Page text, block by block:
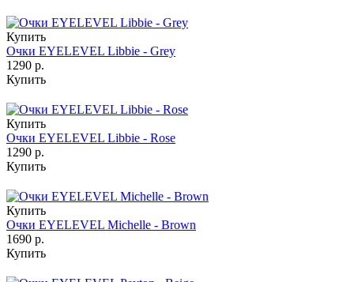
Купить
Очки EYELEVEL Libbie - Grey
1290 р.
Купить
Купить
Очки EYELEVEL Libbie - Rose
1290 р.
Купить
Купить
Очки EYELEVEL Michelle - Brown
1690 р.
Купить